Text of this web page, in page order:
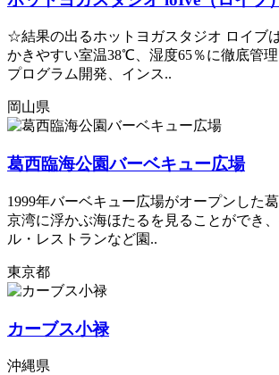
☆結果の出るホットヨガスタジオ ロイブ
かきやすい室温38℃、湿度65％に徹底管
プログラム開発、インス..
岡山県
葛西臨海公園バーベキュー広場
1999年バーベキュー広場がオープンした
京湾に浮かぶ海ほたるを見ることができ
ル・レストランなど園..
東京都
カーブス小禄
沖縄県